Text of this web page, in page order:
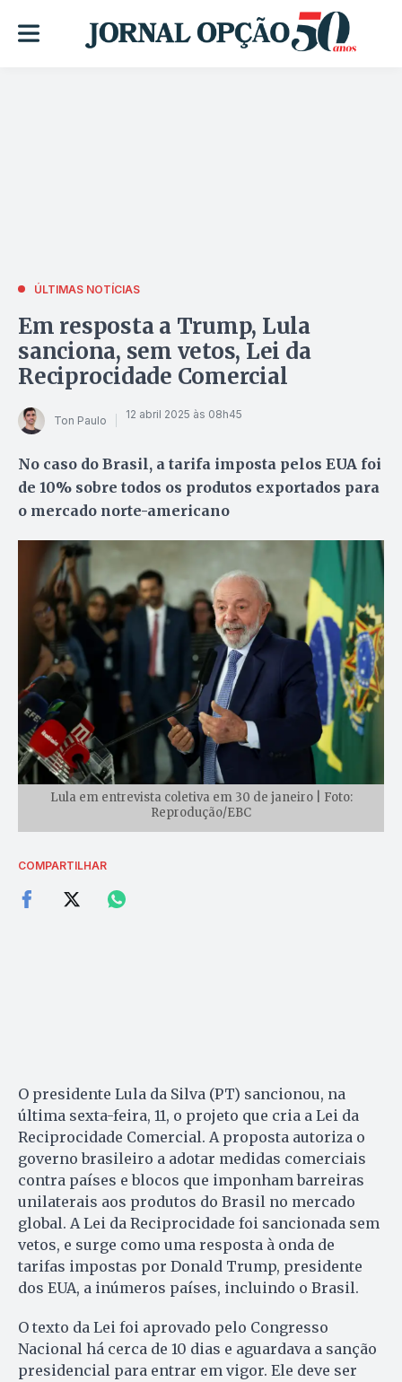
ÚLTIMAS NOTÍCIAS
Em resposta a Trump, Lula
sanciona, sem vetos, Lei da
Reciprocidade Comercial
Ton Paulo 12 abril 2025 às 08h45
No caso do Brasil, a tarifa imposta pelos EUA foi
de 10% sobre todos os produtos exportados para
o mercado norte-americano
Lula em entrevista coletiva em 30 de janeiro | Foto:
Reprodução/EBC
COMPARTILHAR
O presidente Lula da Silva (PT) sancionou, na
última sexta-feira, 11, o projeto que cria a Lei da
Reciprocidade Comercial. A proposta autoriza o
governo brasileiro a adotar medidas comerciais
contra países e blocos que imponham barreiras
unilaterais aos produtos do Brasil no mercado
global. A Lei da Reciprocidade foi sancionada sem
vetos, e surge como uma resposta à onda de
tarifas impostas por Donald Trump, presidente
dos EUA, a inúmeros países, incluindo o Brasil.
O texto da Lei foi aprovado pelo Congresso
Nacional há cerca de 10 dias e aguardava a sanção
presidencial para entrar em vigor. Ele deve ser